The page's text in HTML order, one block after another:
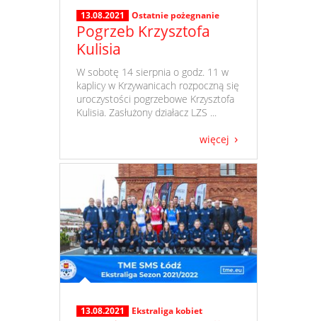
13.08.2021 Ostatnie pożegnanie
Pogrzeb Krzysztofa
Kulisia
​ W sobotę 14 sierpnia o godz. 11 w
kaplicy w Krzywanicach rozpoczną się
uroczystości pogrzebowe Krzysztofa
Kulisia. Zasłużony działacz LZS ...
więcej
13.08.2021 Ekstraliga kobiet